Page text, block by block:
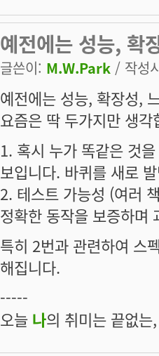
예전에는 성능, 확
글쓴이: M.W.Park / 작성
예전에는 성능, 확장성,
요즘은 딱 두가지만 생각
1. 혹시 누가 똑같은 것
보입니다. 바퀴를 새로
2. 테스트 가능성 (여러
정확한 동작을 보증하며
특히 2번과 관련하여 스
해집니다.
-----
오늘 나의 취미는 끝없